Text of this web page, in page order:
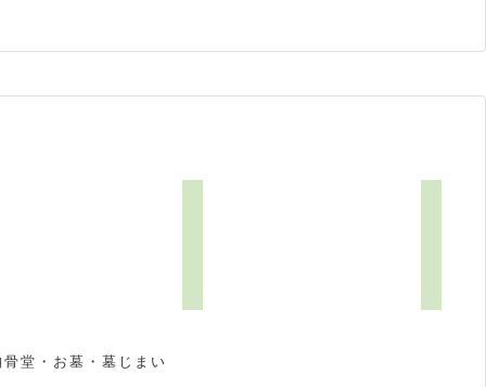
堂・お墓・墓じまい